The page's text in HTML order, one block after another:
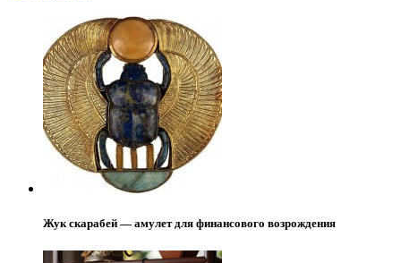
Жук скарабей — амулет для финансового возрождения